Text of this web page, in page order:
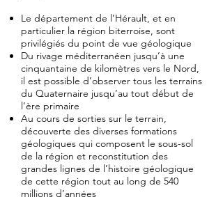
Le département de l’Hérault, et en
particulier la région biterroise, sont
privilégiés du point de vue géologique
Du rivage méditerranéen jusqu’à une
cinquantaine de kilomètres vers le Nord,
il est possible d’observer tous les terrains
du Quaternaire jusqu’au tout début de
l’ère primaire
Au cours de sorties sur le terrain,
découverte des diverses formations
géologiques qui composent le sous-sol
de la région et reconstitution des
grandes lignes de l’histoire géologique
de cette région tout au long de 540
millions d’années